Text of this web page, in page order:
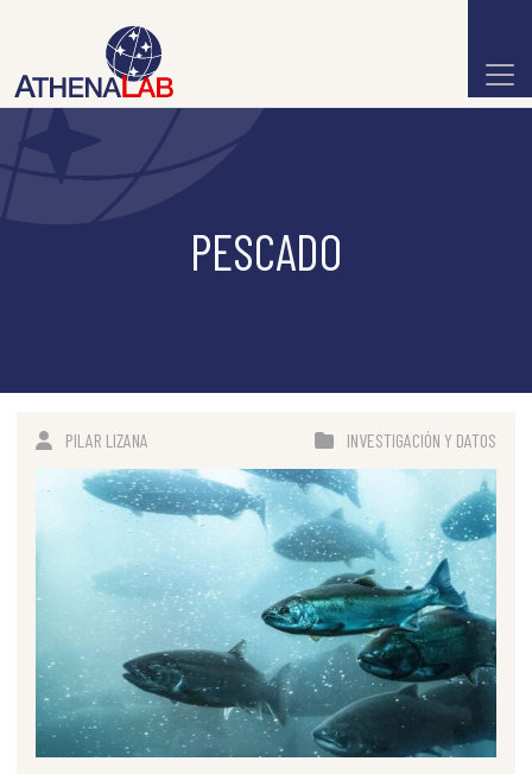
PESCADO
PILAR LIZANA INVESTIGACIÓN Y DATOS